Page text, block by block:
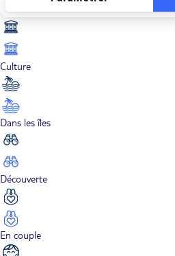
Croisières
Culture
Dans les îles
Découverte
En couple